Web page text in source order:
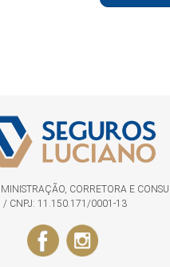
CORRETORA E
/ CNPJ: 11.150.171/0001-13